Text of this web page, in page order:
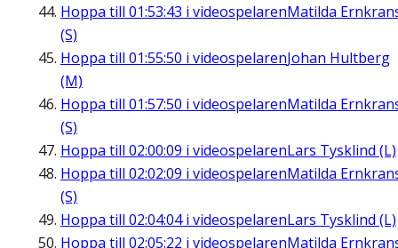
Hoppa till 01:53:43 i videospelarenMatilda
(S)
Hoppa till 01:55:50 i videospelarenJohan Hultberg
(M)
Hoppa till 01:57:50 i videospelarenMatilda
(S)
Hoppa till 02:00:09 i videospelarenLars Tysklind (L)
Hoppa till 02:02:09 i videospelarenMatilda
(S)
Hoppa till 02:04:04i videospelarenLars Tysklind (L)
Hoppa till 02:05:22 i videospelarenMatilda